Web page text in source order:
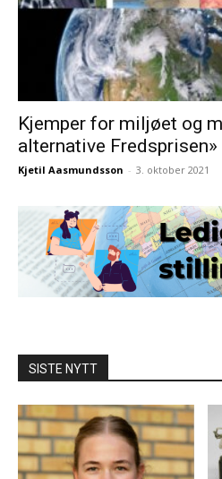
Kjemper for miljøet og
alternative Fredsprisen»
Kjetil Aasmundsson - 3. oktober 2021
SISTE NYTT